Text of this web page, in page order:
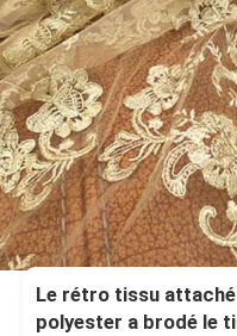
Le rétro tissu
polyester a brodé le